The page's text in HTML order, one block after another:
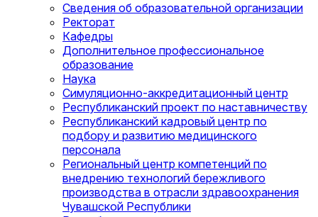
Сведения об образовательной организации
Ректорат
Кафедры
Дополнительное профессиональное
образование
Наука
Симуляционно-аккредитационный центр
Республиканский проект по наставничеству
Республиканский кадровый центр по
подбору и развитию медицинского
персонала
Региональный центр компетенций по
внедрению технологий бережливого
производства в отрасли здравоохранения
Чувашской Республики